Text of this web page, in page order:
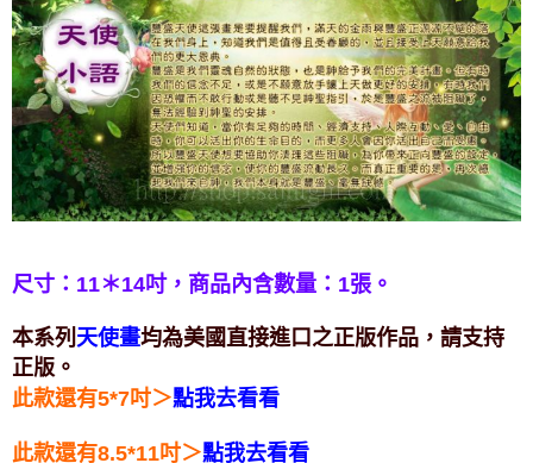
每筆NT$80，滿NT$3,000(含以上)免運費
賣家宅配幫您送（台灣）
每筆NT$80，滿NT$3,000(含以上)免運費
郵局幫你送（離島）
每筆NT$80，滿NT$3,000(含以上)免運費
付款後門市自取
尺寸：11＊14吋， 商品內含數量：1張。
本系列 天使畫均為美國直接進口之正版作品，請支持
正版。
此款還有5*7吋＞點我去看看
此款還有8.5*11吋＞點我去看看